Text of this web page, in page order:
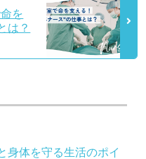
を
は？
体を守る生活のポイ